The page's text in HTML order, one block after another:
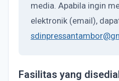
media. Apabila ingin
elektronik (email),
Fasilitas yang